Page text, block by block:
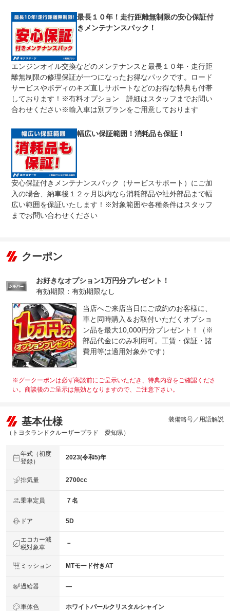
修理回数 無制限
上限金額
車両本体価格
期間中は何度でも修理可能！修理金額は車両本体価格の１
００％までしっかり保証します。車両本体価格５０万円以
下の場合は５０万円まで保証します。
免責金
無し
保証修理の対象となる場合は、お客様の費用負担は一切ご
ざいません。
保証修理
受付先
全国のネクステージで受付可能！ご遠方でネクステージに
持ち込めないお客様も保証修理はお受け頂けます。詳細
法定整備
整備付 法定12ヶ月または法定24ヶ月点検整備付
※車検なし・車検整備付の場合は法定24ヶ月点検整備付
※商用車は6ヶ月または12ヶ月点検整備付
法定整備
について
１．契約後～納車までに法定点検を実施致します。 ２．
支払総額に整備代金を含んでおります。 ３．点検記録簿
が発行されます。
最長１０年！走行距離無制限の安心保証付
きメンテナンスパック！
エンジンオイル交換などのメンテナンスと最長１０年・走行距
離無制限の修理保証が一つになったお得なパックです。ロード
サービスやボディのキズ直しサポートなどのお得な特典も付帯
しております！※有料オプション 詳細はスタッフまでお問い
合わせください※輸入車は別プランをご用意しております
幅広い保証範囲！消耗品も保証！
安心保証付きメンテナンスパック（サービスサポート）にご加
入の場合、納車後１２ヶ月以内なら消耗部品や社外部品まで幅
広い範囲を保証いたします！※対象範囲や各種条件はスタッフ
までお問い合わせください
クーポン
お好きなオプション1万円分プレゼント！
有効期限：有効期限なし
当店へご来店当日にご成約のお客様に、
車と同時購入＆お取付いただくオプショ
ン品を最大10,000円分プレゼント！（※
部品代金にのみ利用可。工賃・保証・諸
費用等は適用対象外です）
※グークーポンは必ず商談前にご呈示いただき、特典内容をご確認くださ
い。商談後のご呈示は無効となりますので、ご注意下さい。
基本仕様
（トヨタランドクルーザープラド 愛知県）
装備略号／用語解説
年式（初度
登録）
2023(令和5)年
排気量 2700cc
乗車定員 ７名
ドア 5D
エコカー減
税対象車
－
ミッション MTモード付きAT
過給器 ―
車体色 ホワイトパールクリスタルシャイン